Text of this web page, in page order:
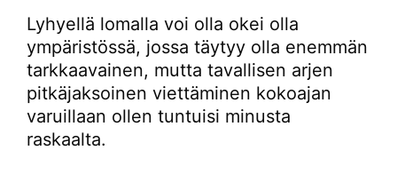
Lyhyellä lomalla voi olla okei olla
ympäristössä, jossa täytyy olla enemmän
tarkkaavainen, mutta tavallisen arjen
pitkäjaksoinen viettäminen kokoajan
varuillaan ollen tuntuisi minusta
raskaalta.